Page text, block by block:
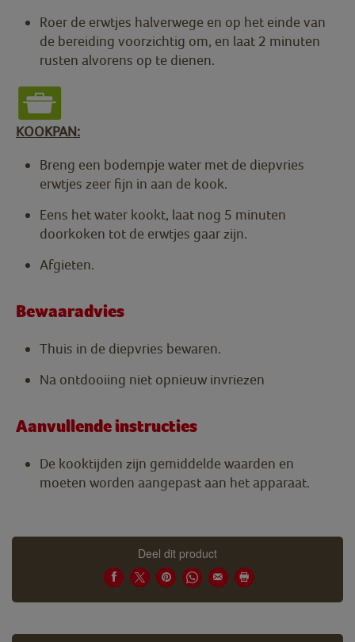
Roer de erwtjes halverwege en op het einde van
de bereiding voorzichtig om, en laat 2 minuten
rusten alvorens op te dienen.
KOOKPAN:
Breng een bodempje water met de diepvries
erwtjes zeer fijn in aan de kook.
Eens het water kookt, laat nog 5 minuten
doorkoken tot de erwtjes gaar zijn.
Afgieten.
Bewaaradvies
Thuis in de diepvries bewaren.
Na ontdooiing niet opnieuw invriezen
Aanvullende instructies
De kooktijden zijn gemiddelde waarden en
moeten worden aangepast aan het apparaat.
Deel dit product